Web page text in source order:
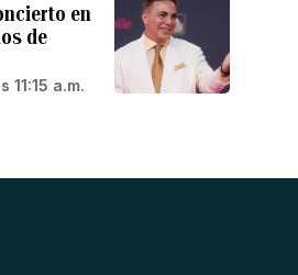
en
de
a.m.